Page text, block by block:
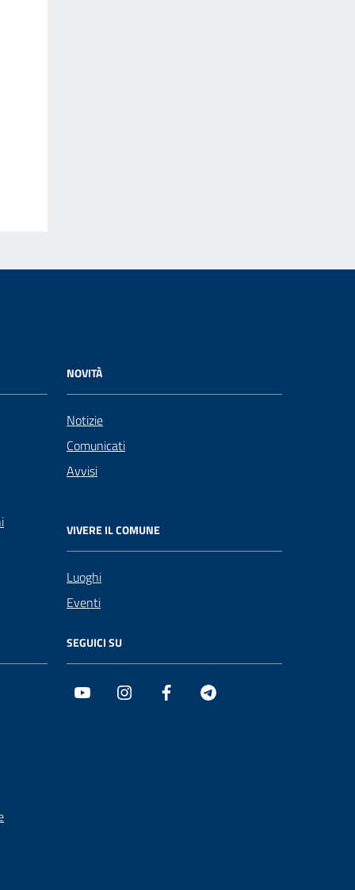
NOVITÀ
Notizie
Comunicati
Avvisi
VIVERE IL COMUNE
Luoghi
Eventi
SEGUICI SU
Youtube Instagram Facebook